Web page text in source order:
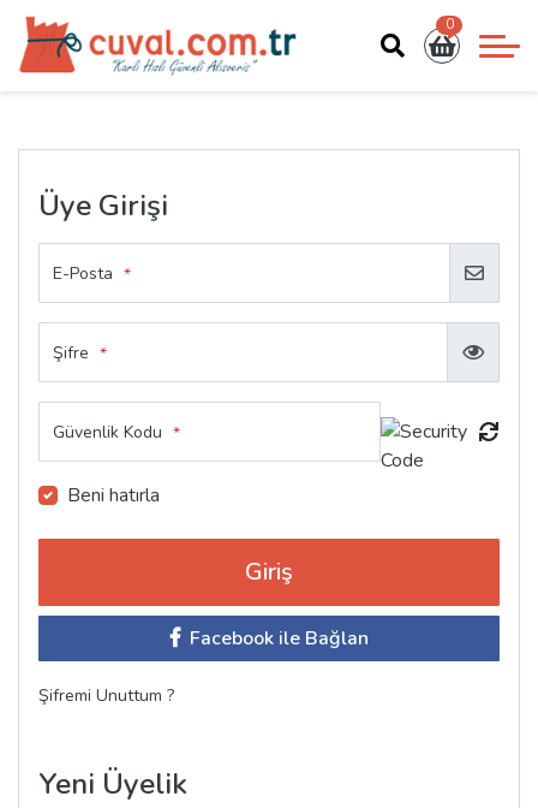
0
Üye Girişi
E-Posta *
Şifre *
Güvenlik Kodu *
Beni hatırla
Facebook ile Bağlan
Şifremi Unuttum ?
Yeni Üyelik